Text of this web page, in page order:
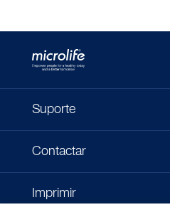
Suporte
Contactar
Imprimir